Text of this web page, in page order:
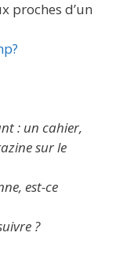
proches d’un
: un cahier,
sur le
est-ce
?